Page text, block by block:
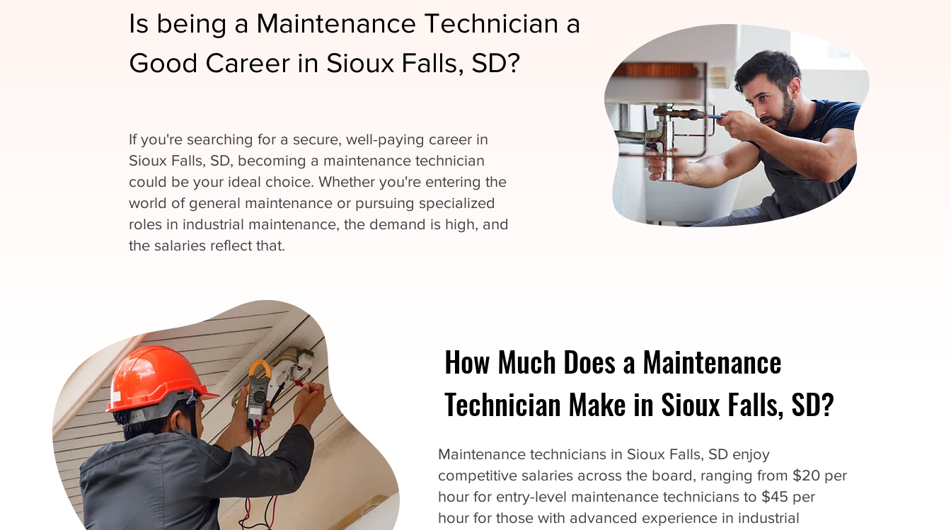
Is being a Maintenance Technician a
Good Career in Sioux Falls, SD?
If you're searching for a secure, well-paying career in
Sioux Falls, SD, becoming a maintenance technician
could be your ideal choice. Whether you're entering the
world of general maintenance or pursuing specialized
roles in industrial maintenance, the demand is high, and
the salaries reflect that.
How Much Does a Maintenance
Technician Make in Sioux Falls, SD?
Maintenance technicians in Sioux Falls, SD enjoy
competitive salaries across the board, ranging from $20 per
hour for entry-level maintenance technicians to $45 per
hour for those with advanced experience in industrial